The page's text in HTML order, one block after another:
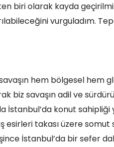
biri olarak kayda
vurguladım.
hem bölgesel hem
biz savaşın adil ve
İstanbul’da konut sahipliği
takası üzere somut
İstanbul’da bir sefer